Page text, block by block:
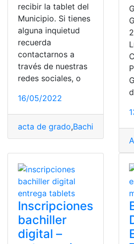
recibir la tablet del
Municipio. Si tienes
alguna inquietud
recuerda
contactarnos a
través de nuestras
redes sociales, o
16/05/2022
acta de grado,Bachiller Digital,
Inscripciones
bachiller
digital –